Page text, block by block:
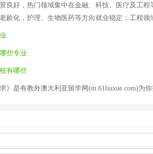
良好，热门领域集中在金融、科技、医疗及工
龄化，护理、生物医药等方向就业稳定；工程
些专业
有哪些
》是有教外澳大利亚留学网(m.61liuxue.com)为你